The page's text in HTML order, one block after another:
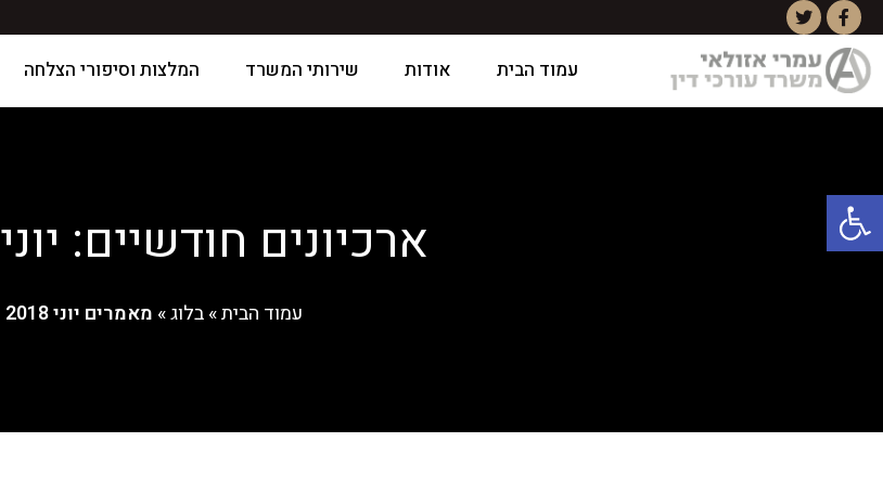
פתח סרגל נגישות
עמוד הבית אודות שירותי המשרד המלצות וסיפורי הצלחה
ארכיונים חודשיים: יוני 2018
עמוד הבית»בלוג» מאמרים יוני 2018